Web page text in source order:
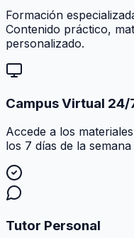
Formación
Contenido práctico,
personalizado.
Campus Virtual 24/
Accede a los
los 7 días de la
Tutor Personal